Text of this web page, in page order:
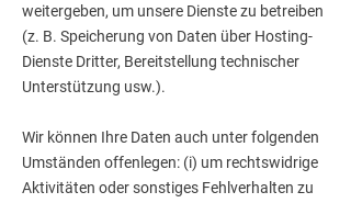
weitergeben, um unsere Dienste zu betreiben
(z. B. Speicherung von Daten über Hosting-
Dienste Dritter, Bereitstellung technischer
Unterstützung usw.).
Wir können Ihre Daten auch unter folgenden
Umständen offenlegen: (i) um rechtswidrige
Aktivitäten oder sonstiges Fehlverhalten zu